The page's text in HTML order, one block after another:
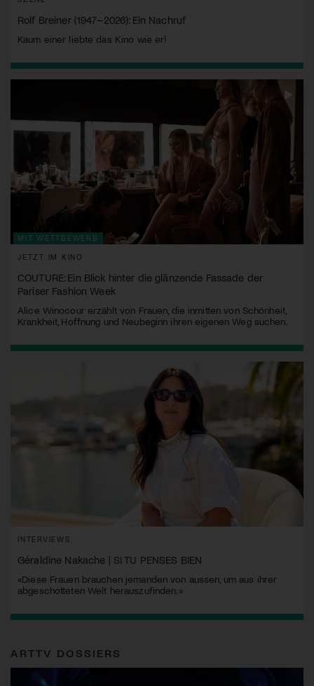
Rolf Breiner (1947–2026): Ein Nachruf
Kaum einer liebte das Kino wie er!
MIT WETTBEWERB
JETZT IM KINO
COUTURE: Ein Blick hinter die glänzende Fassade der
Pariser Fashion Week
Alice Winocour erzählt von Frauen, die inmitten von Schönheit,
Krankheit, Hoffnung und Neubeginn ihren eigenen Weg suchen.
INTERVIEWS
Géraldine Nakache | SI TU PENSES BIEN
«Diese Frauen brauchen jemanden von aussen, um aus ihrer
abgeschotteten Welt herauszufinden.»
ARTTV DOSSIERS